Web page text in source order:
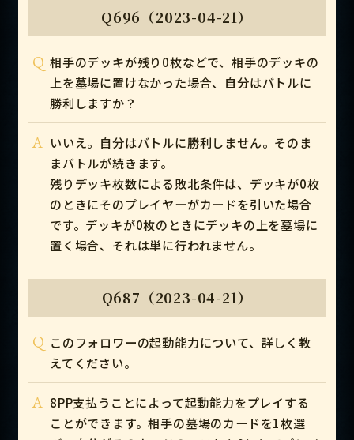
Q696（2023-04-21）
Q 相手のデッキが残り0枚などで、相手のデッキの
上を墓場に置けなかった場合、自分はバトルに
勝利しますか？
A いいえ。自分はバトルに勝利しません。そのま
まバトルが続きます。
残りデッキ枚数による敗北条件は、デッキが0枚
のときにそのプレイヤーがカードを引いた場合
です。デッキが0枚のときにデッキの上を墓場に
置く場合、それは単に行われません。
Q687（2023-04-21）
Q このフォロワーの起動能力について、詳しく教
えてください。
A 8PP支払うことによって起動能力をプレイする
ことができます。相手の墓場のカードを1枚選